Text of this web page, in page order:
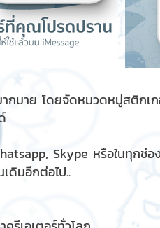
กมาย โดยจัดหมวดหมู่สติกเ
Skype หรือในทุกช่อ
ดิมอีกต่อไป..